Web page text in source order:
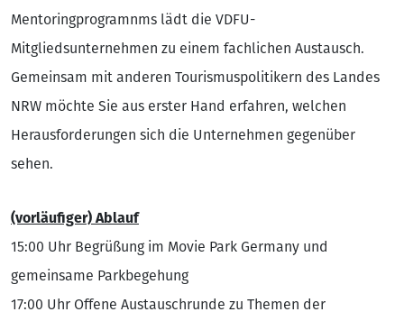
Mentoringprogramnms lädt die VDFU-
Mitgliedsunternehmen zu einem fachlichen Austausch.
Gemeinsam mit anderen Tourismuspolitikern des Landes
NRW möchte Sie aus erster Hand erfahren, welchen
Herausforderungen sich die Unternehmen gegenüber
sehen.
(vorläufiger) Ablauf
15:00 Uhr Begrüßung im Movie Park Germany und
gemeinsame Parkbegehung
17:00 Uhr Offene Austauschrunde zu Themen der